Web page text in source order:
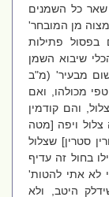
כל השמנים
מן המובחר'
פתילות
שיבוא השמן
מבעיר' (מ"ב
מכולהו, ואם
והם קודמין
ויפה [מטה
סטרין] שצלול
בחול זה עדיף
אתי להטות'
היטב, ולא